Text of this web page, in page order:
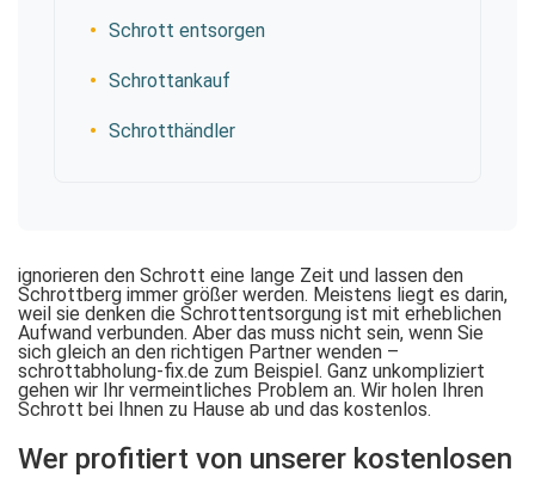
Schrott entsorgen
Schrottankauf
Schrotthändler
ignorieren den Schrott eine lange Zeit und lassen den
Schrottberg immer größer werden. Meistens liegt es darin,
weil sie denken die Schrottentsorgung ist mit erheblichen
Aufwand verbunden. Aber das muss nicht sein, wenn Sie
sich gleich an den richtigen Partner wenden –
schrottabholung-fix.de zum Beispiel. Ganz unkompliziert
gehen wir Ihr vermeintliches Problem an. Wir holen Ihren
Schrott bei Ihnen zu Hause ab und das kostenlos.
Wer profitiert von unserer kostenlosen